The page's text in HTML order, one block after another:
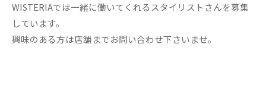
WISTERIAでは一緒に働いてくれるスタイリストさんを募集
しています。
興味のある方は店舗までお問い合わせ下さいませ。